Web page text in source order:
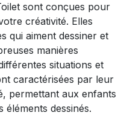
sont conçues pour
créativité. Elles
qui aiment dessiner et
manières
situations et
caractérisées par leur
permettant aux enfants
dessinés.